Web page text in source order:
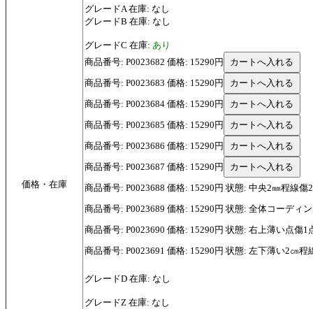
価格・在庫
グレードA 在庫: なし
グレードB 在庫: なし
グレードC 在庫: あり
商品番号: P0023682 価格: 15290円
商品番号: P0023683 価格: 15290円
商品番号: P0023684 価格: 15290円
商品番号: P0023685 価格: 15290円
商品番号: P0023686 価格: 15290円
商品番号: P0023687 価格: 15290円
商品番号: P0023688 価格: 15290円 状態: 中央2㎜程線傷
商品番号: P0023689 価格: 15290円 状態: 全体コーディ
商品番号: P0023690 価格: 15290円 状態: 右上薄い点傷1
商品番号: P0023691 価格: 15290円 状態: 左下薄い2㎝程
グレードD 在庫: なし
グレードZ 在庫: なし